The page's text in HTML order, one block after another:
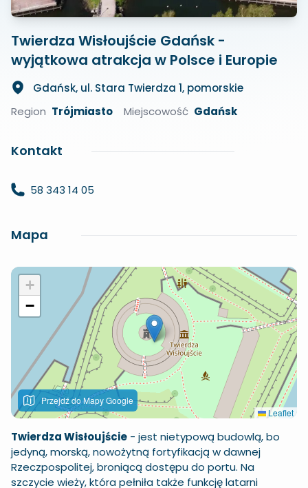
Twierdza Wisłoujście Gdańsk -
wyjątkowa atrakcja w Polsce i Europie
Gdańsk, ul. Stara Twierdza 1, pomorskie
Region Trójmiasto Miejscowość Gdańsk
Kontakt
58 343 14 05
Mapa
+
−
Przejdź do Mapy Google
Leaflet
Twierdza Wisłoujście - jest nietypową budowlą, bo
jedyną, morską, nowożytną fortyfikacją w dawnej
Rzeczpospolitej, broniącą dostępu do portu. Na
szczycie wieży, która pełniła także funkcję latarni